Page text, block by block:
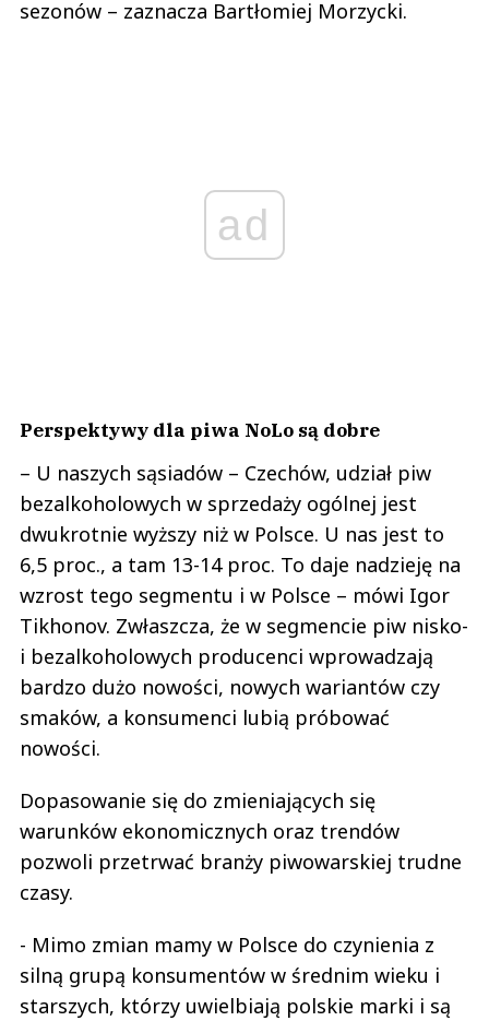
sezonów – zaznacza Bartłomiej Morzycki.
ad
Perspektywy dla piwa NoLo są dobre
– U naszych sąsiadów – Czechów, udział piw
bezalkoholowych w sprzedaży ogólnej jest
dwukrotnie wyższy niż w Polsce. U nas jest to
6,5 proc., a tam 13-14 proc. To daje nadzieję na
wzrost tego segmentu i w Polsce – mówi Igor
Tikhonov. Zwłaszcza, że w segmencie piw nisko-
i bezalkoholowych producenci wprowadzają
bardzo dużo nowości, nowych wariantów czy
smaków, a konsumenci lubią próbować
nowości.
Dopasowanie się do zmieniających się
warunków ekonomicznych oraz trendów
pozwoli przetrwać branży piwowarskiej trudne
czasy.
- Mimo zmian mamy w Polsce do czynienia z
silną grupą konsumentów w średnim wieku i
starszych, którzy uwielbiają polskie marki i są